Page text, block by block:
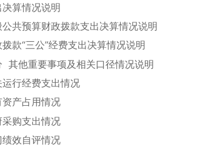
决算情况说明
公共预算财政拨款支出决算情况说明
款“三公”经费支出决算情况说明
其他重要事项及相关口径情况说明
行经费支出情况
产占用情况
采购支出情况
绩效自评情况